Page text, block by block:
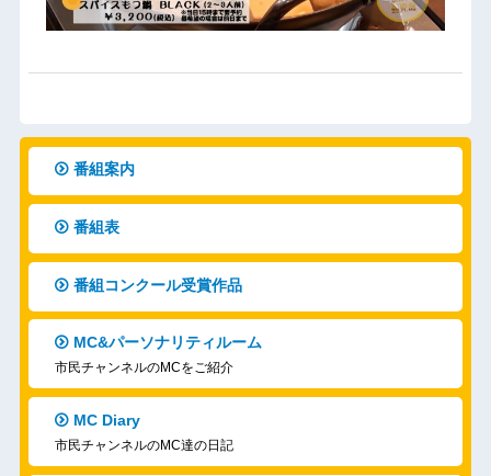
番組案内
番組表
番組コンクール受賞作品
MC&パーソナリティルーム
市民チャンネルのMCをご紹介
MC Diary
市民チャンネルのMC達の日記